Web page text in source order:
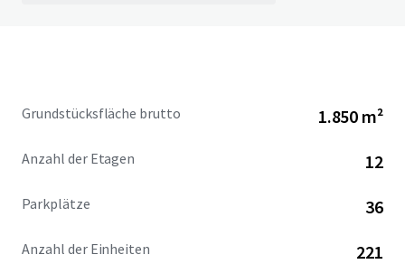
Grundstücksfläche brutto 1.850 m²
Anzahl der Etagen 12
Parkplätze 36
Anzahl der Einheiten 221